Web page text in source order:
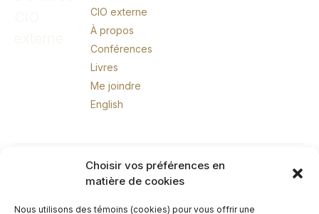
Choisir vos préférences en
matière de cookies
Nous utilisons des témoins (cookies) pour vous offrir une
CIO externe
À propos
Conférences
Livres
Me joindre
English
Tous droits réservés.